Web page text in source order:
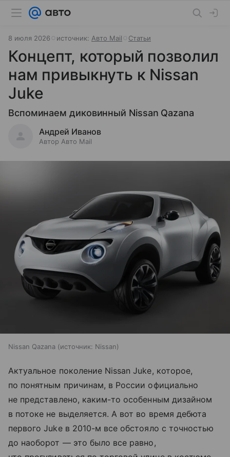
8 июля 2026 источник: Авто Mail Статьи
Концепт, который позволил
нам привыкнуть к Nissan
Juke
Вспоминаем диковинный Nissan Qazana
Андрей Иванов
Автор Авто Mail
Nissan Qazana источник: Nissan
Актуальное поколение Nissan Juke, которое,
по понятным причинам, в России официально
не представлено, каким-то особенным дизайном
в потоке не выделяется. А вот во время дебюта
первого Juke в 2010-м все обстояло с точностью
до наоборот — это было все равно,